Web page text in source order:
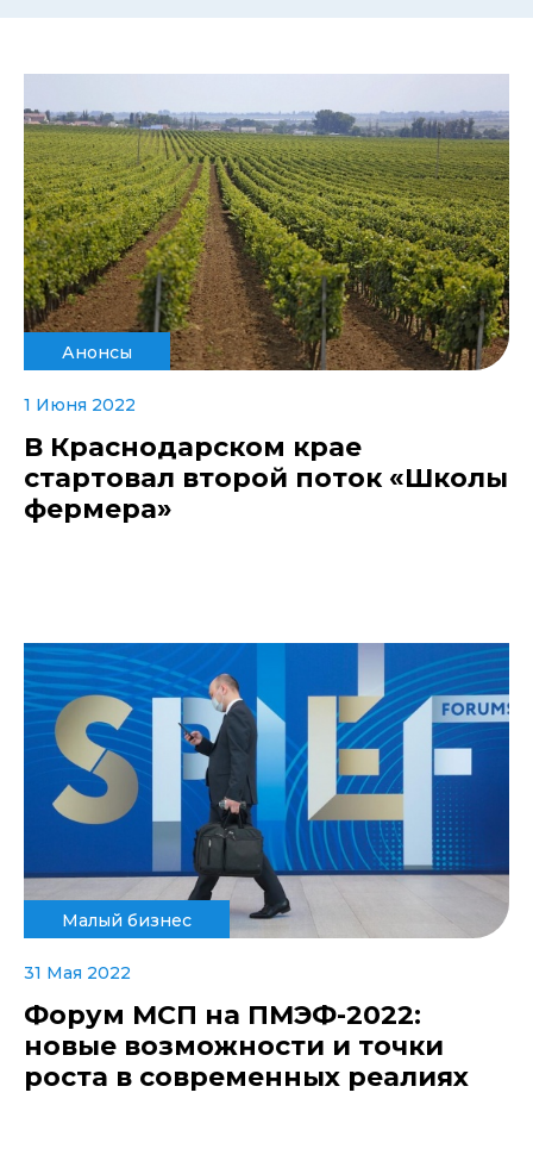
Анонсы
1 Июня 2022
В Краснодарском крае
стартовал второй поток «Школы
фермера»
Малый бизнес
31 Мая 2022
Форум МСП на ПМЭФ-2022:
новые возможности и точки
роста в современных реалиях